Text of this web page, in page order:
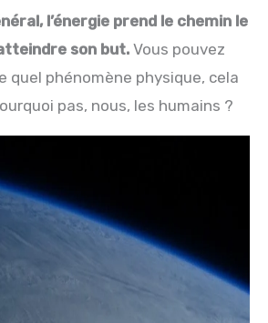
l’énergie prend le chemin le
son but. Vous pouvez
quel phénomène physique, cela
pas, nous, les humains ?